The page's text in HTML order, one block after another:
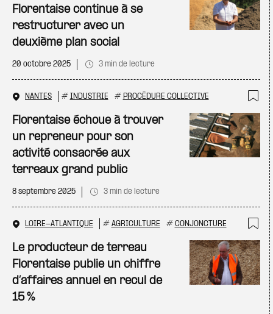
Florentaise continue à se
restructurer avec un
deuxième plan social
20 octobre 2025 3 min de lecture
NANTES # INDUSTRIE # PROCÉDURE COLLECTIVE
Florentaise échoue à trouver
un repreneur pour son
activité consacrée aux
terreaux grand public
8 septembre 2025 3 min de lecture
LOIRE-ATLANTIQUE # AGRICULTURE # CONJONCTURE
Le producteur de terreau
Florentaise publie un chiffre
d’affaires annuel en recul de
15 %